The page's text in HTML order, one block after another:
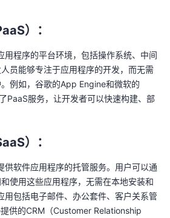
）：
用程序的平台环境，包括操作系统、中间
员能够专注于应用程序的开发，而无需
例如，谷歌的App Engine和微软的
PaaS服务，让开发者可以快速构建、部
）：
供软件应用程序的托管服务。用户可以通
使用这些应用程序，无需在本地安装和
用包括电子邮件、办公套件、客户关系管
供的CRM（Customer Relationship